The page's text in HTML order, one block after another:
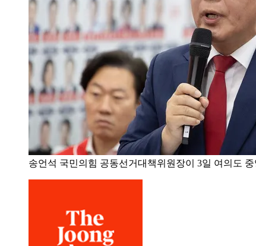
송언석 국민의힘 공동선거대책위원장이 3일 여의도